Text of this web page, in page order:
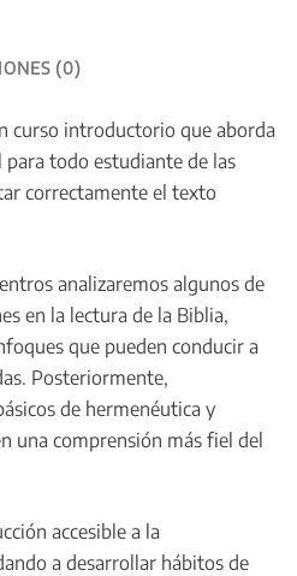
(0)
curso introductorio que aborda
todo estudiante de las
correctamente el texto
analizaremos algunos de
en la lectura de la Biblia,
que pueden conducir a
Posteriormente,
de hermenéutica y
una comprensión más fiel del
accesible a la
a desarrollar hábitos de